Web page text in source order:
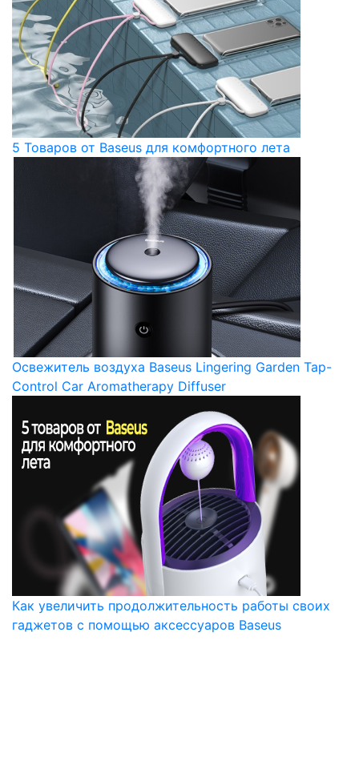
5 Товаров от Baseus для комфортного лета
Освежитель воздуха Baseus Lingering Garden Tap-
Control Car Aromatherapy Diffuser
Как увеличить продолжительность работы своих
гаджетов с помощью аксессуаров Baseus